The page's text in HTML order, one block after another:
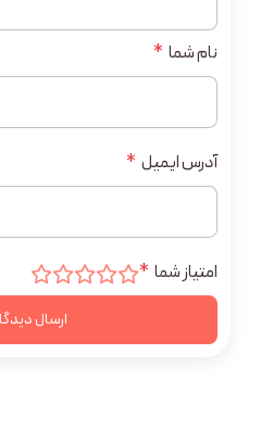
نام شما *
آدرس ایمیل *
امتیاز شما *
ارسال